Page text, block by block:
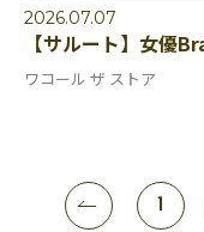
2026.07.07
【サルート】女優
ワコール ザ ストア
1